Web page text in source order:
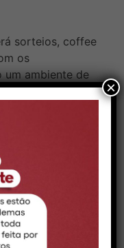
sorteios, coffee
os
um ambiente de
participantes.
(25) e no
em parceria
(Ufal), a
de Pajuçara,
sobre os
distribuição
×